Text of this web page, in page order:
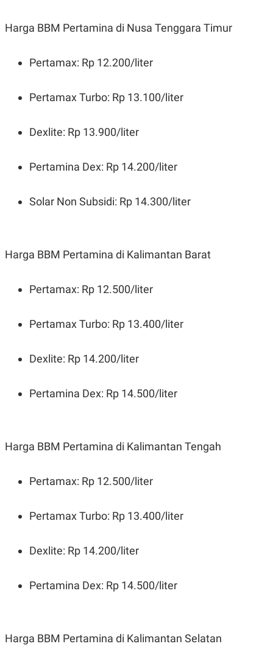
Harga BBM Pertamina di Nusa Tenggara Timur
Pertamax: Rp 12.200/liter
Pertamax Turbo: Rp 13.100/liter
Dexlite: Rp 13.900/liter
Pertamina Dex: Rp 14.200/liter
Solar Non Subsidi: Rp 14.300/liter
Harga BBM Pertamina di Kalimantan Barat
Pertamax: Rp 12.500/liter
Pertamax Turbo: Rp 13.400/liter
Dexlite: Rp 14.200/liter
Pertamina Dex: Rp 14.500/liter
Harga BBM Pertamina di Kalimantan Tengah
Pertamax: Rp 12.500/liter
Pertamax Turbo: Rp 13.400/liter
Dexlite: Rp 14.200/liter
Pertamina Dex: Rp 14.500/liter
Harga BBM Pertamina di Kalimantan Selatan